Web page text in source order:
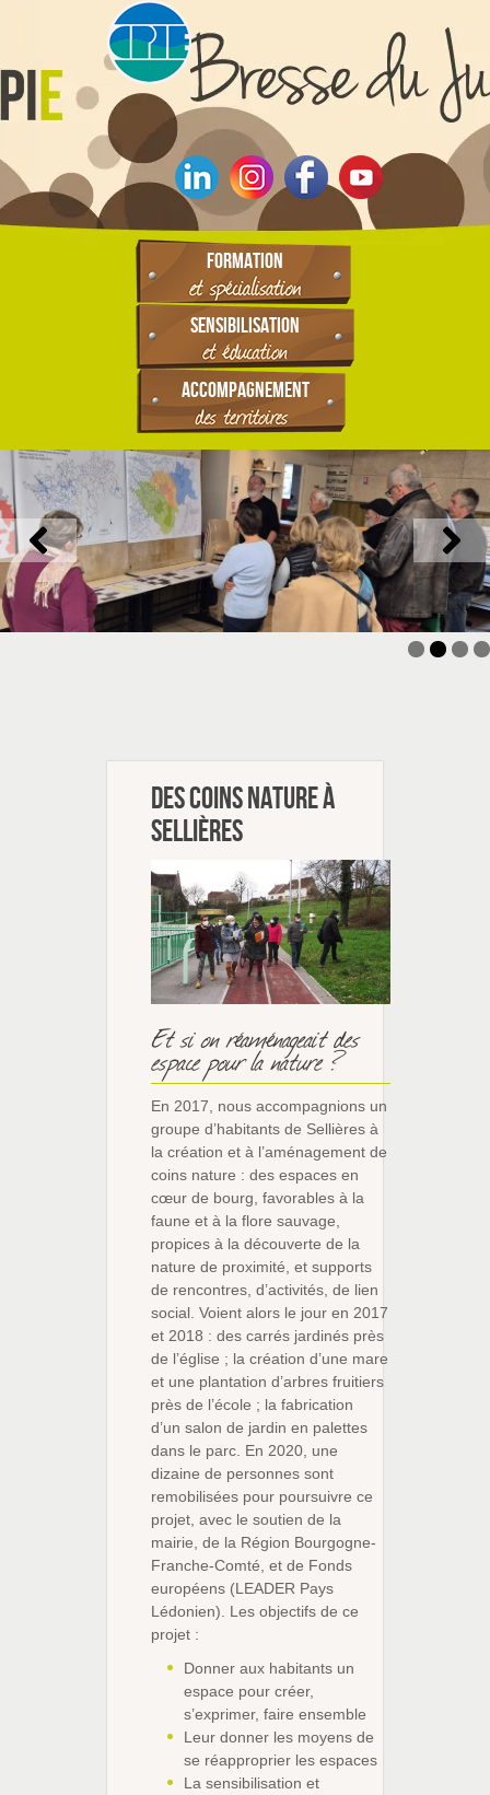
FORMATION
SENSIBILISATION
ACCOMPAGNEMENT
Des coins nature à
Sellières
Et si on réaménageait des
espace pour la nature ?
En 2017, nous accompagnions un
groupe d’habitants de Sellières à
la création et à l’aménagement de
coins nature : des espaces en
cœur de bourg, favorables à la
faune et à la flore sauvage,
propices à la découverte de la
nature de proximité, et supports
de rencontres, d’activités, de lien
social. Voient alors le jour en 2017
et 2018 : des carrés jardinés près
de l’église ; la création d’une mare
et une plantation d’arbres fruitiers
près de l’école ; la fabrication
d’un salon de jardin en palettes
dans le parc. En 2020, une
dizaine de personnes sont
remobilisées pour poursuivre ce
projet, avec le soutien de la
mairie, de la Région Bourgogne-
Franche-Comté, et de Fonds
européens (LEADER Pays
Lédonien). Les objectifs de ce
projet :
Donner aux habitants un
espace pour créer,
s’exprimer, faire ensemble
Leur donner les moyens de
se réapproprier les espaces
La sensibilisation et